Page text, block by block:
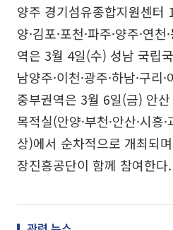
양주 경기섬유종합지원센터
양·김포·포천·파주·양주·연
역은 3월 4일(수) 성남 국립
남양주·이천·광주·하남·구
중부권역은 3월 6일(금) 안
목적실(안양·부천·안산·시흥
상)에서 순차적으로 개최되
장진흥공단이 함께 참여한다.